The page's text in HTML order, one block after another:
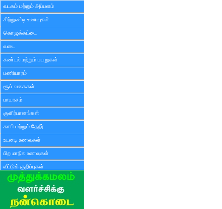
வடகம் மற்றும் அப்பளம்
சிற்றுண்டி உணவுகள்
கொழுக்கட்டை
வடை
சுண்டல் மற்றும் பயறுகள்
பணியாரம்
சூப் வகைகள்
பாயாசம்
குளிர்பானங்கள்
காபி மற்றும் தேநீர்
உடனடி உணவுகள்
பிற மாநில உணவுகள்
வீட்டுக் குறிப்புகள்